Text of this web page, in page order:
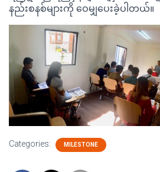
နည်းစနစ်များကို ဝေမျှပေးခဲ့ပါတယ်။
Categories: MILESTONE